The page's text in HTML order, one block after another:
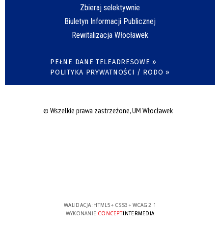
Zbieraj selektywnie
Biuletyn Informacji Publicznej
Rewitalizacja Włocławek
PEŁNE DANE TELEADRESOWE »
POLITYKA PRYWATNOŚCI / RODO »
© Wszelkie prawa zastrzeżone, UM Włocławek
WALIDACJA: HTML5+ CSS3 + WCAG 2.1
WYKONANIE CONCEPTINTERMEDIA